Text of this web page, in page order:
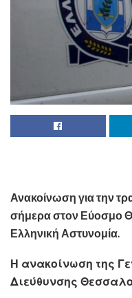
Ανακοίνωση για την
σήμερα στον Εύοσμο
Ελληνική Αστυνομία.
Η ανακοίνωση της
Διεύθυνσης